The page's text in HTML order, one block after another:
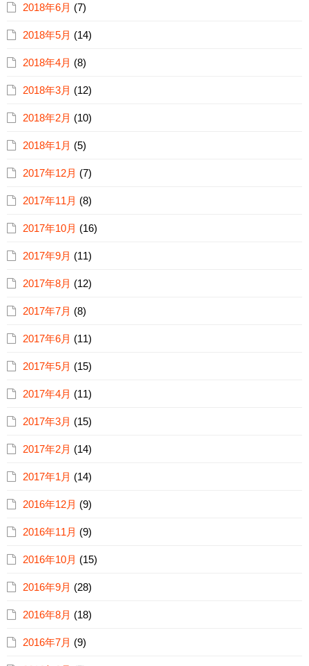
2018年6月 (7)
2018年5月 (14)
2018年4月 (8)
2018年3月 (12)
2018年2月 (10)
2018年1月 (5)
2017年12月 (7)
2017年11月 (8)
2017年10月 (16)
2017年9月 (11)
2017年8月 (12)
2017年7月 (8)
2017年6月 (11)
2017年5月 (15)
2017年4月 (11)
2017年3月 (15)
2017年2月 (14)
2017年1月 (14)
2016年12月 (9)
2016年11月 (9)
2016年10月 (15)
2016年9月 (28)
2016年8月 (18)
2016年7月 (9)